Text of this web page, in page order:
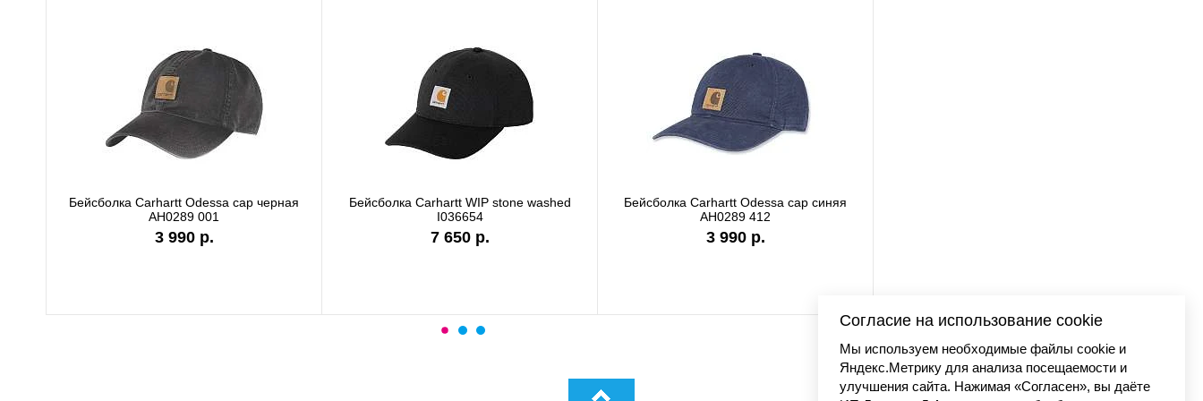
Бейсболка Carhartt Odessa cap черная
AH0289 001
3 990 р.
Бейсболка Carhartt WIP stone washed
I036654
7 650 р.
Бейсболка Carhartt Odessa cap синяя
AH0289 412
3 990 р.
Согласие на использование cookie
Мы используем необходимые файлы cookie и
Яндекс.Метрику для анализа посещаемости и
улучшения сайта. Нажимая «Согласен», вы даёте